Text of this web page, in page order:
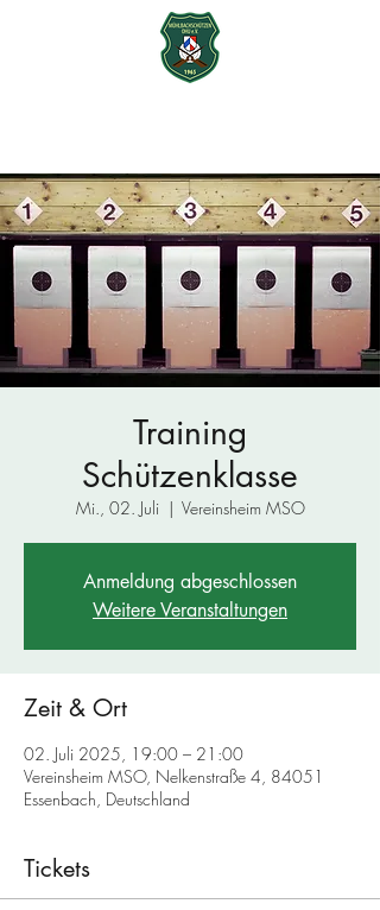
Training
Schützenklasse
Mi., 02. Juli
  |
Vereinsheim MSO
Anmeldung abgeschlossen
Weitere Veranstaltungen
Zeit & Ort
02. Juli 2025, 19:00 – 21:00
Vereinsheim MSO, Nelkenstraße 4, 84051
Essenbach, Deutschland
Tickets